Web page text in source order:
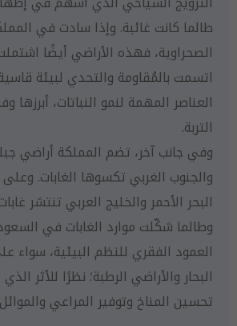
طالما كانت غائبة. وإذا سادت في
الصحراوية، فهذه الأراضي أيضًا
اتسمت بالمُقاومة والتحدي لبيئة
العناصر المهمة لنمو النباتات، أبرزها
التربة.
وفي جانب آخر، تضم المملكة أراضي
والجنوب الغربي تكسوها الغابات.
البحر الأحمر والخليج العربي تنتشر
وطالما شكّلت موارد الغابات في
العمود الفقري للنظم البيئية، سواء
البحار والأراضي الرطبة؛ نظرًا للأثر
تحسين المناخ وتوفير المراعي